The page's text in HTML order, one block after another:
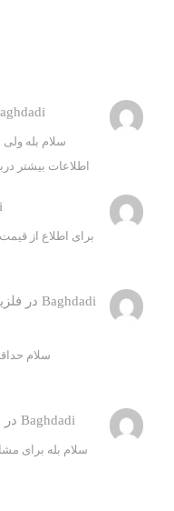
سلام بله
اطلاعات بیشتر درباره
Baghdadi در
Baghdadi در